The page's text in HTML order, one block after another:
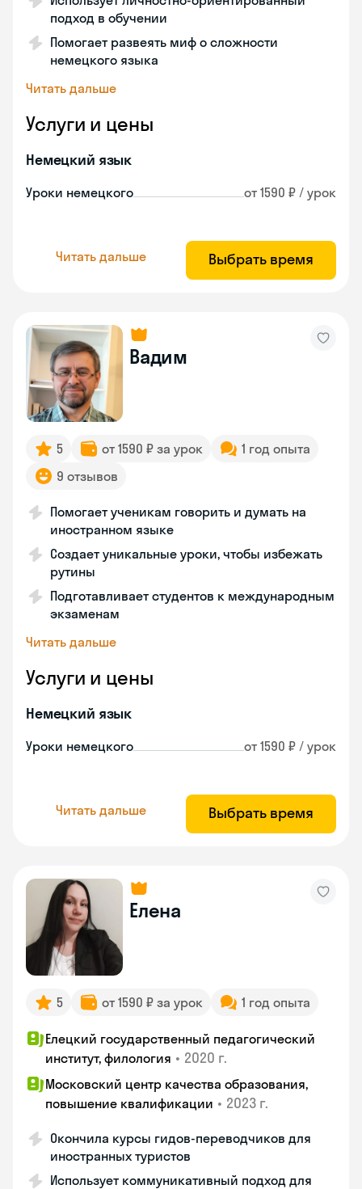
подход в обучении
Помогает развеять миф о сложности
немецкого языка
Читать дальше
Услуги и цены
Немецкий язык
Уроки немецкого от 1590 ₽ / урок
Читать дальше Выбрать время
Вадим
5 от 1590 ₽ за урок
1 год опыта
9 отзывов
Помогает ученикам говорить и думать на
иностранном языке
Создает уникальные уроки, чтобы избежать
рутины
Подготавливает студентов к международным
экзаменам
Читать дальше
Услуги и цены
Немецкий язык
Уроки немецкого от 1590 ₽ / урок
Читать дальше Выбрать время
Елена
5 от 1590 ₽ за урок 1 год опыта
Елецкий государственный педагогический
институт, филология • 2020 г.
Московский центр качества образования,
повышение квалификации • 2023 г.
Окончила курсы гидов-переводчиков для
иностранных туристов
Использует коммуникативный подход для